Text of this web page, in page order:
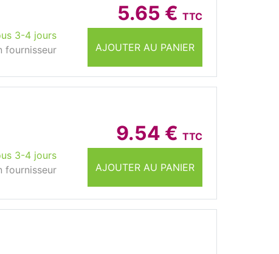
5.65 € TTC
AJOUTER AU PANIER
3-4 jours
fournisseur
9.54 € TTC
AJOUTER AU PANIER
3-4 jours
fournisseur